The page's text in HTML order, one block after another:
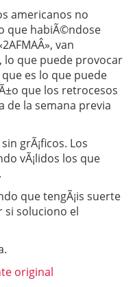
americanos no
que habiÃ©ndose
van
lo que puede provocar
es lo que puede
que los retrocesos
de la semana previa
grÃ¡ficos. Los
vÃ¡lidos los que
que tengÃ¡is suerte
si soluciono el
original